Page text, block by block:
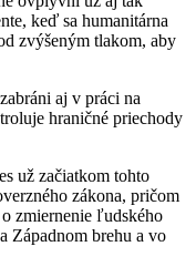
keď sa humanitárna
zvýšeným tlakom, aby
aj v práci na
hraničné priechody
už začiatkom tohto
zákona, pričom
zmiernenie ľudského
Západnom brehu a vo